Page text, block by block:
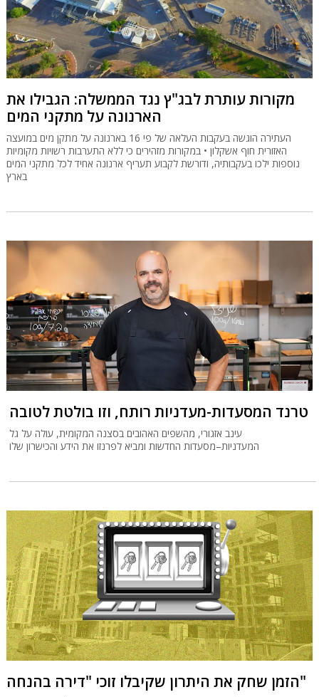
מקורות עותרת לבג"ץ נגד הממשלה: הגבילו את
הארנונה על מתקני המים
העתירה הוגשה בעקבות העלאה של פי 16 בארנונה על מתקן מים במועצה
האזורית חוף אשקלון • במקורות מזהירים כי ללא התערבות רשויות מקומיות
נוספות ילכו בעקבותיה, ודורשת לקבוע תעריף ארנונה אחיד לכל מתקני המים
בארץ
טרנד המסעדות-מעדניות רותח, וזו בולטת לטובה
עינב אזגורי, מהשפים האהובים בסצנה המקומית, עולה על גל
המעדניות–מסעדות החדשות ומביא לפרנזו את הידע והכישרון שלו
הזמן שחק את היתרון שקיבלו זוכי "דירה בהנחה"